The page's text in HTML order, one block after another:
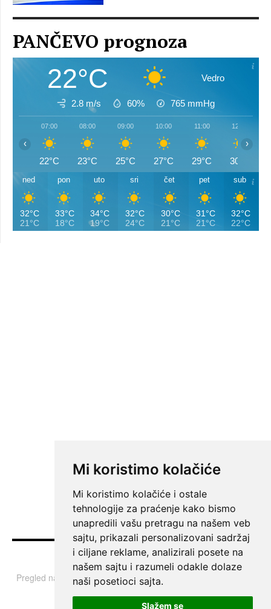
Mi koristimo kolačiće
Mi koristimo kolačiće i ostale
tehnologije za praćenje kako bismo
unapredili vašu pretragu na našem veb
sajtu, prikazali personalizovani sadržaj
i ciljane reklame, analizirali posete na
našem sajtu i razumeli odakle dolaze
naši posetioci sajta.
Slažem se
PANČEVO prognoza
22°C Vedro
2.8 m/s 60% 765 mmHg
07:00
22°C
08:00
23°C
09:00
25°C
10:00
27°C
11:00
29°C
12:00
30°C
‹ ›
ned
32°C
21°C
pon
33°C
18°C
uto
34°C
19°C
sri
32°C
24°C
čet
30°C
21°C
pet
31°C
21°C
sub
32°C
22°C
Vesti
Pregled najvažnijih informacija i tema iz Srbije, regiona i sveta.